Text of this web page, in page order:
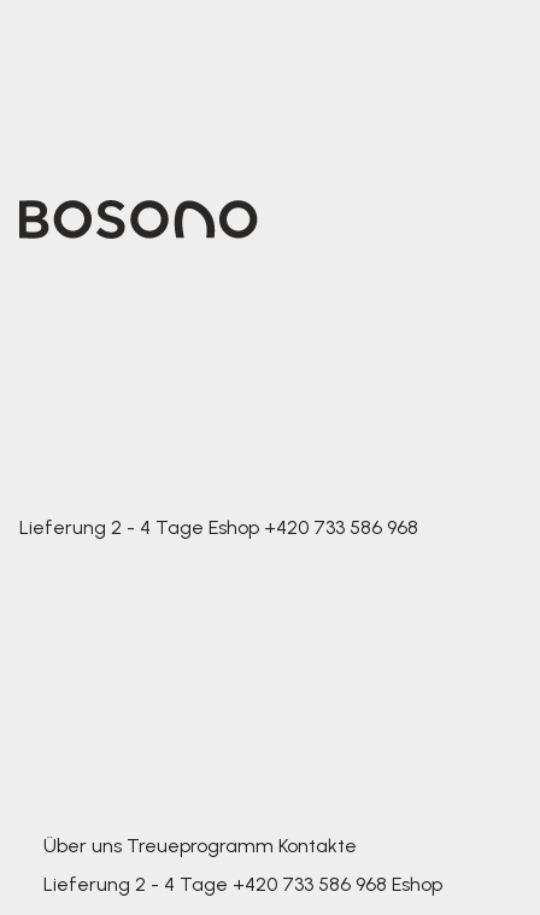
Lieferung 2 - 4 Tage Eshop +420 733 586 968
Über uns Treueprogramm Kontakte
Lieferung 2 - 4 Tage +420 733 586 968 Eshop